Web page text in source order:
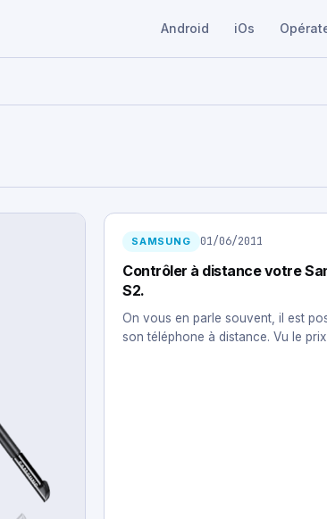
Android iOs
SAMSUNG 01/06/2011
Contrôler à distance votre
S2.
On vous en parle souvent, il est
son téléphone à distance. Vu le